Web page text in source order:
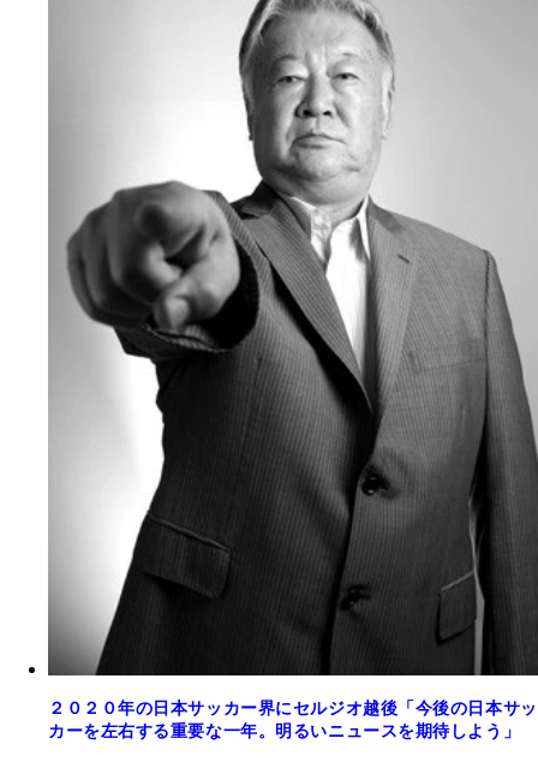
２０２０年の日本サッカー界にセルジオ越後「今後の日本サッ
カーを左右する重要な一年。明るいニュースを期待しよう」